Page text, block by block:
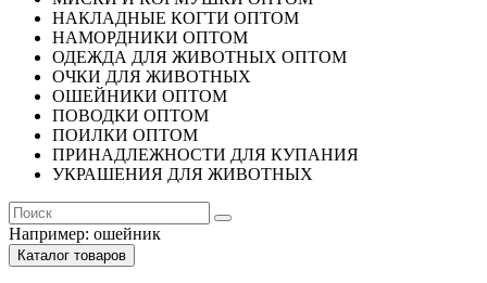
НАКЛАДНЫЕ КОГТИ ОПТОМ
НАМОРДНИКИ ОПТОМ
ОДЕЖДА ДЛЯ ЖИВОТНЫХ ОПТОМ
ОЧКИ ДЛЯ ЖИВОТНЫХ
ОШЕЙНИКИ ОПТОМ
ПОВОДКИ ОПТОМ
ПОИЛКИ ОПТОМ
ПРИНАДЛЕЖНОСТИ ДЛЯ КУПАНИЯ
УКРАШЕНИЯ ДЛЯ ЖИВОТНЫХ
Например: ошейник
Каталог товаров